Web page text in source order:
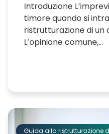
Introduzione
timore quando si
ristrutturazione di
L’opinione comune,...
Guida alla ristrutturazione